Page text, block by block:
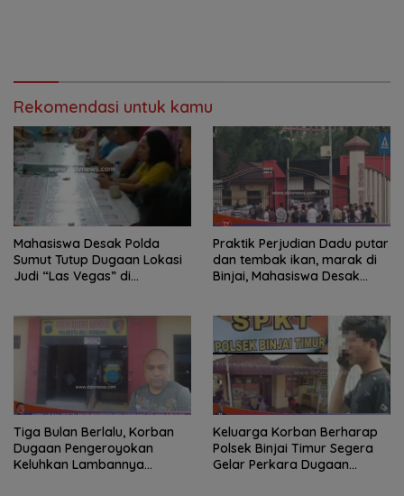
Rekomendasi untuk kamu
Mahasiswa Desak Polda
Sumut Tutup Dugaan Lokasi
Judi “Las Vegas” di
Praktik Perjudian Dadu putar
dan tembak ikan, marak di
Binjai, Mahasiswa Desak
Tiga Bulan Berlalu, Korban
Dugaan Pengeroyokan
Keluhkan Lambannya
Keluarga Korban Berharap
Polsek Binjai Timur Segera
Gelar Perkara Dugaan